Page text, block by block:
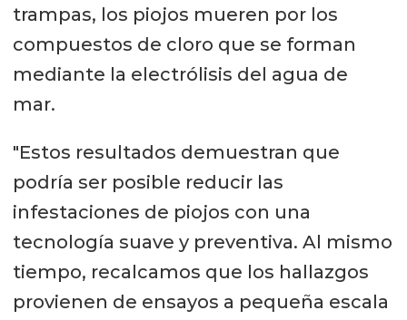
trampas, los piojos mueren por los
compuestos de cloro que se forman
mediante la electrólisis del agua de
mar.
"Estos resultados demuestran que
podría ser posible reducir las
infestaciones de piojos con una
tecnología suave y preventiva. Al mismo
tiempo, recalcamos que los hallazgos
provienen de ensayos a pequeña escala